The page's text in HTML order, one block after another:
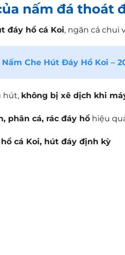
nấm đá thoát
đáy hồ cá Koi, ngăn cá chui
Nấm Che Hút Đáy Hồ Koi –
hút, không bị xê dịch khi
phân cá, rác đáy hồhiệu
cá Koi, hút đáy định kỳ